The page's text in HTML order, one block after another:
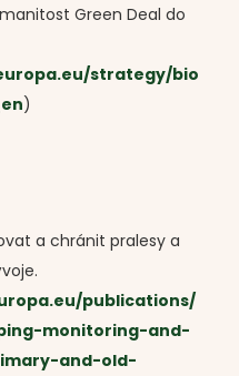
Green Deal do
strategy/bio
)
a chránit pralesy a
publications/
monitoring-and-
and-old-